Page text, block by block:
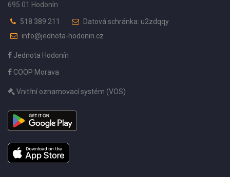
695 01 Hodonín
518 389 211
Datová schránka: u2zdqqy
info@jednota-hodonin.cz
Jednota Hodonín
COOP Morava
Vnitřní oznamovací systém (VOS)